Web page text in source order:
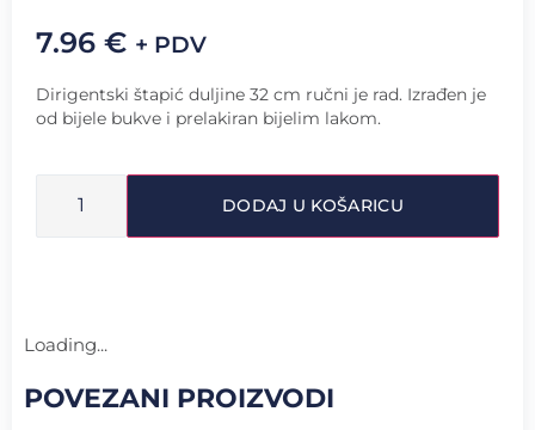
7.96 € + PDV
Dirigentski štapić duljine 32 cm ručni je rad. Izrađen je
od bijele bukve i prelakiran bijelim lakom.
DODAJ U KOŠARICU
Loading...
POVEZANI PROIZVODI